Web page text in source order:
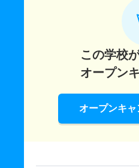
この学校
オープン
オープンキ